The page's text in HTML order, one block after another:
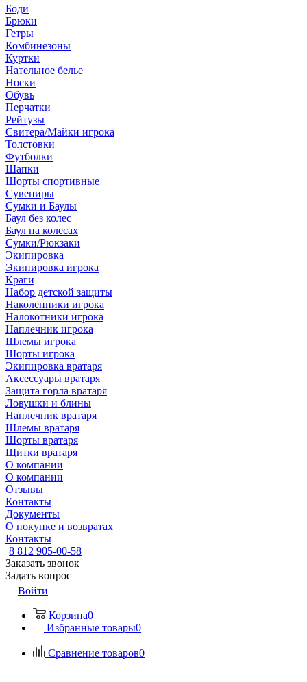
Боди
Брюки
Гетры
Комбинезоны
Куртки
Нательное белье
Носки
Обувь
Перчатки
Рейтузы
Свитера/Майки игрока
Толстовки
Футболки
Шапки
Шорты спортивные
Сувениры
Сумки и Баулы
Баул без колес
Баул на колесах
Сумки/Рюкзаки
Экипировка
Экипировка игрока
Краги
Набор детской защиты
Наколенники игрока
Налокотники игрока
Наплечник игрока
Шлемы игрока
Шорты игрока
Экипировка вратаря
Аксессуары вратаря
Защита горла вратаря
Ловушки и блины
Наплечник вратаря
Шлемы вратаря
Шорты вратаря
Щитки вратаря
О компании
О компании
Отзывы
Контакты
Документы
О покупке и возвратах
Контакты
8 812 905-00-58
Заказать звонок
Задать вопрос
Войти
Корзина0
Избранные товары0
Сравнение товаров0